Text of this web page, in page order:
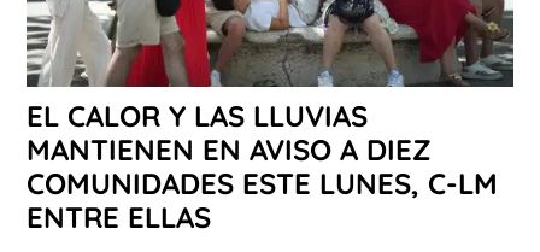
EL CALOR Y LAS LLUVIAS
MANTIENEN EN AVISO A DIEZ
COMUNIDADES ESTE LUNES, C-LM
ENTRE ELLAS